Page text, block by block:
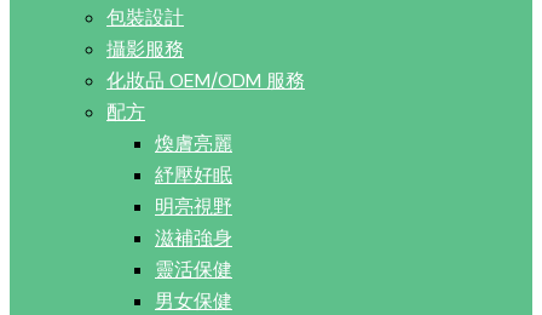
包裝設計
攝影服務
化妝品 OEM/ODM 服務
配方
煥膚亮麗
紓壓好眠
明亮視野
滋補強身
靈活保健
男女保健